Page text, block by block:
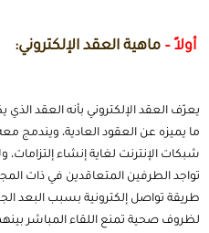
أولاً – ماهية العقد الإلكتروني:
يعرّف العقد الإلكتروني بأنه العقد
ما يميزه عن العقود العادية، ويندمج
شبكات الإنترنت لغاية إنشاء
تواجد الطرفين المتعاقدين في ذات
طريقة تواصل إلكترونية بسبب البعد
لظروف صحية تمنع اللقاء المباشر